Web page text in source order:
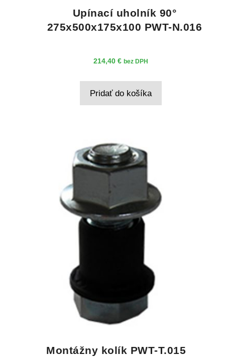
Upínací uholník 90°
275x500x175x100 PWT-N.016
214,40 € bez DPH
Pridať do košíka
Montážny kolík PWT-T.015